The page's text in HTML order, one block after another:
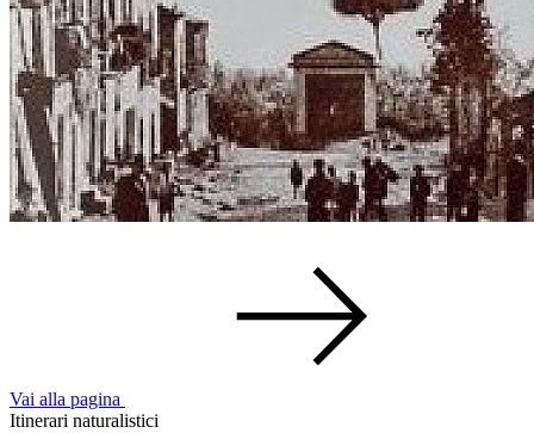
Vai alla pagina
Itinerari naturalistici